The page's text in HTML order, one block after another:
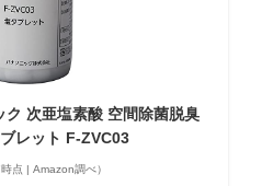
ク 次亜塩素酸 空間除菌脱臭
レット F-ZVC03
点 | Amazon調べ）